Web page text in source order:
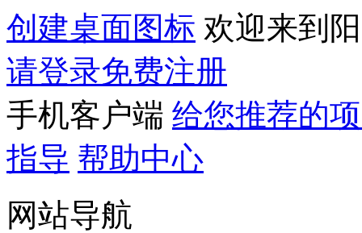
创建桌面图标 欢迎来到
请登录免费注册
手机客户端 给您推荐的
指导 帮助中心
网站导航